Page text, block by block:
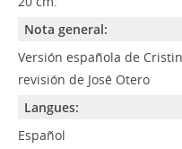
Nota general:
Versión española de
revisión de José Otero
Langues:
Español